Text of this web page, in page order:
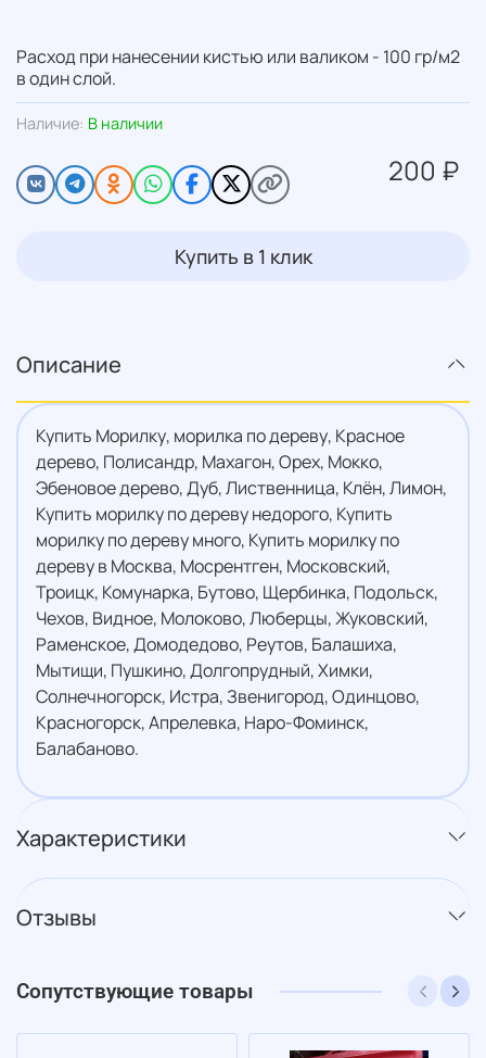
Наличие: В наличии
200 ₽
Купить в 1 клик
Расход при нанесении кистью или валиком - 100 гр/м2
в один слой.
Описание
Купить Морилку, морилка по дереву, Красное
дерево, Полисандр, Махагон, Орех, Мокко,
Эбеновое дерево, Дуб, Лиственница, Клён, Лимон,
Купить морилку по дереву недорого, Купить
морилку по дереву много, Купить морилку по
дереву в Москва, Мосрентген, Московский,
Троицк, Комунарка, Бутово, Щербинка, Подольск,
Чехов, Видное, Молоково, Люберцы, Жуковский,
Раменское, Домодедово, Реутов, Балашиха,
Мытищи, Пушкино, Долгопрудный, Химки,
Солнечногорск, Истра, Звенигород, Одинцово,
Красногорск, Апрелевка, Наро-Фоминск,
Балабаново.
Характеристики
Отзывы
Сопутствующие товары